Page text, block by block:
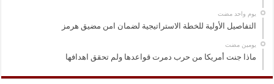
‏يوم واحد مضت
التفاصيل الأولية للخطة الاستراتيجية لضمان امن مضيق هرمز
‏يومين مضت
ماذا جنت أمريكا من حرب دمرت قواعدها ولم تحقق اهدافها